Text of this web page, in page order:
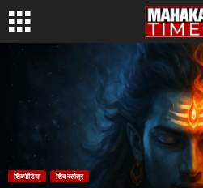
शिवपीडिया शिव स्तोत्र